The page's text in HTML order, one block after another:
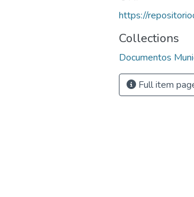
https://
Collections
Documentos
Full item